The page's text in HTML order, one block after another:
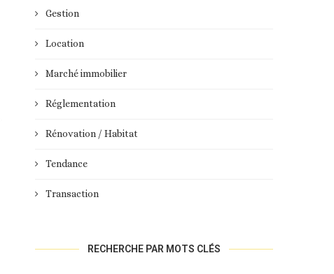
Gestion
Location
Marché immobilier
Réglementation
Rénovation / Habitat
Tendance
Transaction
RECHERCHE PAR MOTS CLÉS